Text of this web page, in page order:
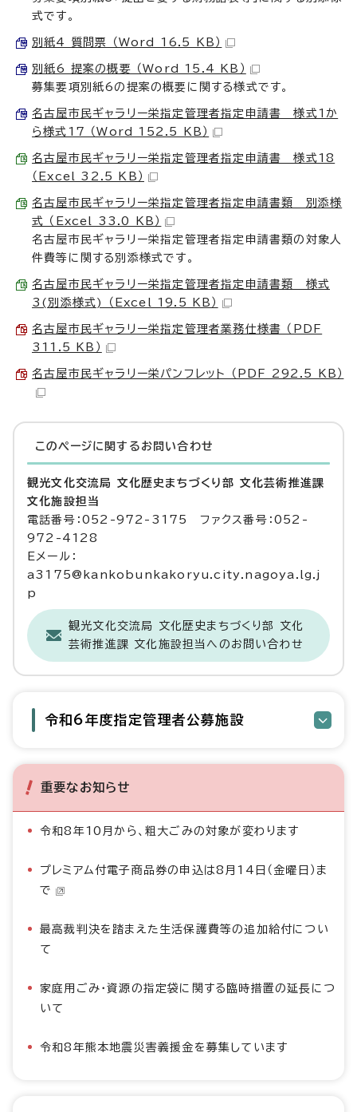
式です。
別紙4 質問票 （Word 16.5 KB）
別紙6 提案の概要 （Word 15.4 KB）
募集要項別紙6の提案の概要に関する様式です。
名古屋市民ギャラリー栄指定管理者指定申請書 様式1か
ら様式17 （Word 152.5 KB）
名古屋市民ギャラリー栄指定管理者指定申請書 様式18
（Excel 32.5 KB）
名古屋市民ギャラリー栄指定管理者指定申請書類 別添様
式 （Excel 33.0 KB）
名古屋市民ギャラリー栄指定管理者指定申請書類の対象人
件費等に関する別添様式です。
名古屋市民ギャラリー栄指定管理者指定申請書類 様式
3(別添様式) （Excel 19.5 KB）
名古屋市民ギャラリー栄指定管理者業務仕様書 （PDF
311.5 KB）
名古屋市民ギャラリー栄パンフレット （PDF 292.5 KB）
このページに関する お問い合わせ
観光文化交流局 文化歴史まちづくり部 文化芸術推進課
文化施設担当
電話番号：052-972-3175 ファクス番号：052-
972-4128
Eメール：
a3175@kankobunkakoryu.city.nagoya.lg.j
p
観光文化交流局 文化歴史まちづくり部 文化
芸術推進課 文化施設担当へのお問い合わせ
令和6年度指定管理者公募施設
重要なお知らせ
令和8年10月から、粗大ごみの対象が変わります
プレミアム付電子商品券の申込は8月14日（金曜日）ま
で
最高裁判決を踏まえた生活保護費等の追加給付につい
て
家庭用ごみ・資源の指定袋に関する臨時措置の延長につ
いて
令和8年熊本地震災害義援金を募集しています